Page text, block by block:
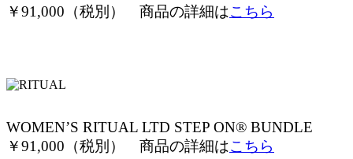
￥91,000（税別） 商品の詳細はこちら
WOMEN’S RITUAL LTD STEP ON® BUNDLE
￥91,000（税別） 商品の詳細はこちら